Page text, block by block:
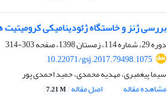
بررسی ژنز و خاستگاه ژئودینامیکی
دوره 29، شماره 114، زمستان 1398، صفحه
303-314
10.22071/gsj.2017.79498.1075
سیما پیغمبری، مهدیه محمدی، حمید احمدی پور
مشاهده مقاله
اصل مقاله 7.21 M